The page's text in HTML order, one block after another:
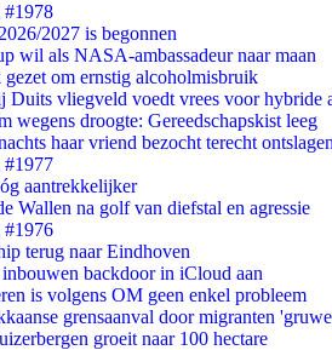
#1978
2027 is begonnen
wil als NASA-ambassadeur naar maan
om ernstig alcoholmisbruik
Duits vliegveld voedt vrees voor hybride
wegens droogte: Gereedschapskist leeg
haar vriend bezocht terecht ontslagen
#1977
aantrekkelijker
Wallen na golf van diefstal en agressie
#1976
terug naar Eindhoven
backdoor in iCloud aan
is volgens OM geen enkel probleem
grensaanval door migranten
groeit naar 100 hectare